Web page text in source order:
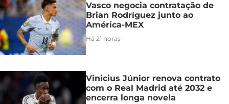
Vasco negocia contratação de
Brian Rodríguez junto ao
América-MEX
Há 21 horas
Vinicius Júnior renova contrato
com o Real Madrid até 2032 e
encerra longa novela